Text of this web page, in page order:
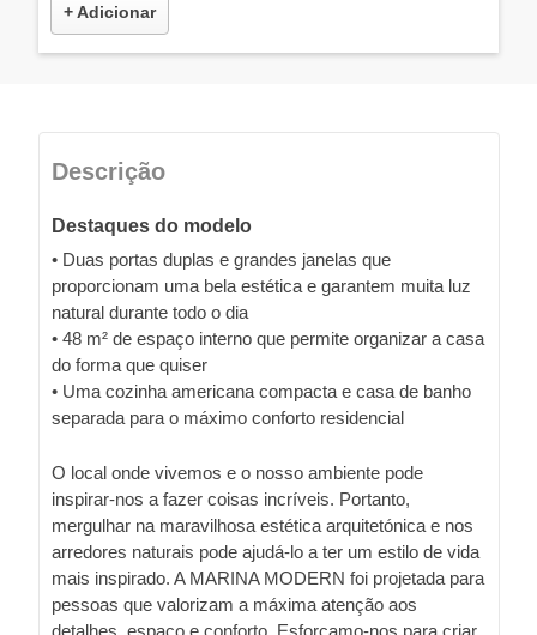
+ Adicionar
Descrição
Destaques do modelo
• Duas portas duplas e grandes janelas que
proporcionam uma bela estética e garantem muita luz
natural durante todo o dia
• 48 m² de espaço interno que permite organizar a casa
do forma que quiser
• Uma cozinha americana compacta e casa de banho
separada para o máximo conforto residencial
O local onde vivemos e o nosso ambiente pode
inspirar-nos a fazer coisas incríveis. Portanto,
mergulhar na maravilhosa estética arquitetónica e nos
arredores naturais pode ajudá-lo a ter um estilo de vida
mais inspirado. A MARINA MODERN foi projetada para
pessoas que valorizam a máxima atenção aos
detalhes, espaço e conforto. Esforçamo-nos para criar